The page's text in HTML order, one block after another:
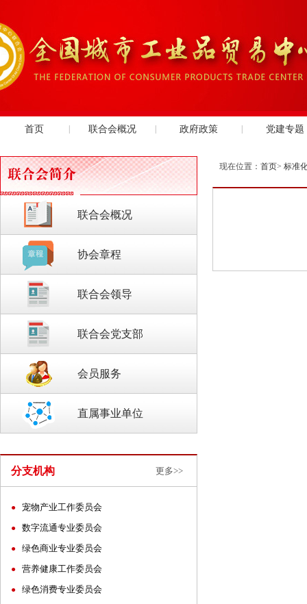
首页 联合会概况 政府政策 党建专题
联合会概况
协会章程
联合会领导
联合会党支部
会员服务
直属事业单位
分支机构 更多>>
● 宠物产业工作委员会
● 数字流通专业委员会
● 绿色商业专业委员会
● 营养健康工作委员会
● 绿色消费专业委员会
现在位置： 首页> 标准